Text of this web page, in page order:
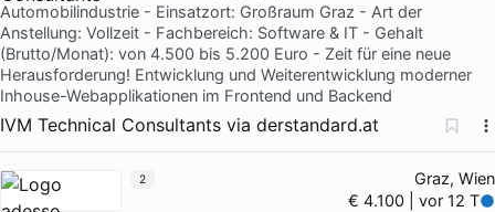
Automobilindustrie - Einsatzort: Großraum Graz - Art der
Anstellung: Vollzeit - Fachbereich: Software & IT - Gehalt
(Brutto/Monat): von 4.500 bis 5.200 Euro - Zeit für eine neue
Herausforderung! Entwicklung und Weiterentwicklung moderner
Inhouse-Webapplikationen im Frontend und Backend
IVM Technical Consultants via derstandard.at
Graz, Wien
€ 4.100 | vor 12 T
2